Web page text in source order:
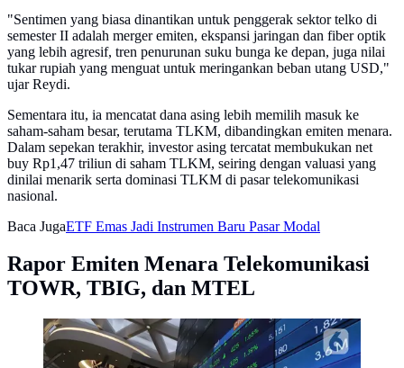
"Sentimen yang biasa dinantikan untuk penggerak sektor telko di
semester II adalah merger emiten, ekspansi jaringan dan fiber optik
yang lebih agresif, tren penurunan suku bunga ke depan, juga nilai
tukar rupiah yang menguat untuk meringankan beban utang USD,"
ujar Reydi.
Sementara itu, ia mencatat dana asing lebih memilih masuk ke
saham-saham besar, terutama TLKM, dibandingkan emiten menara.
Dalam sepekan terakhir, investor asing tercatat membukukan net
buy Rp1,47 triliun di saham TLKM, seiring dengan valuasi yang
dinilai menarik serta dominasi TLKM di pasar telekomunikasi
nasional.
Baca JugaETF Emas Jadi Instrumen Baru Pasar Modal
Rapor Emiten Menara Telekomunikasi
TOWR, TBIG, dan MTEL